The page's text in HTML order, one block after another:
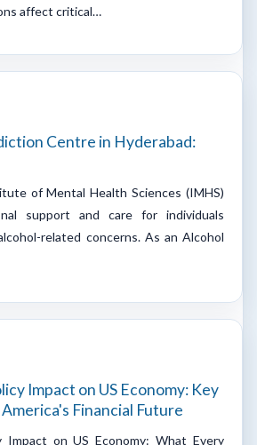
affect critical…
Centre in Hyderabad:
of Mental Health Sciences (IMHS)
support and care for individuals
related concerns. As an Alcohol
Impact on US Economy: Key
Financial Future
Impact on US Economy: What Every